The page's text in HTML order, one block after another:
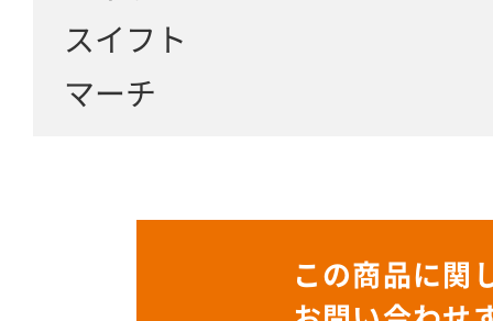
スイフト
マーチ
この商品に関